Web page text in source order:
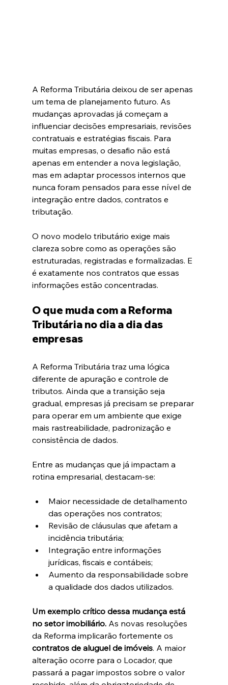
A Reforma Tributária deixou de ser apenas
um tema de planejamento futuro. As
mudanças aprovadas já começam a
influenciar decisões empresariais, revisões
contratuais e estratégias fiscais. Para
muitas empresas, o desafio não está
apenas em entender a nova legislação,
mas em adaptar processos internos que
nunca foram pensados para esse nível de
integração entre dados, contratos e
tributação.
O novo modelo tributário exige mais
clareza sobre como as operações são
estruturadas, registradas e formalizadas. E
é exatamente nos contratos que essas
informações estão concentradas.
O que muda com a Reforma
Tributária no dia a dia das
empresas
A Reforma Tributária traz uma lógica
diferente de apuração e controle de
tributos. Ainda que a transição seja
gradual, empresas já precisam se preparar
para operar em um ambiente que exige
mais rastreabilidade, padronização e
consistência de dados.
Entre as mudanças que já impactam a
rotina empresarial, destacam-se:
Maior necessidade de detalhamento
das operações nos contratos;
Revisão de cláusulas que afetam a
incidência tributária;
Integração entre informações
jurídicas, fiscais e contábeis;
Aumento da responsabilidade sobre
a qualidade dos dados utilizados.
Um exemplo crítico dessa mudança está
no setor imobiliário. As novas resoluções
da Reforma implicarão fortemente os
contratos de aluguel de imóveis. A maior
alteração ocorre para o Locador, que
passará a pagar impostos sobre o valor